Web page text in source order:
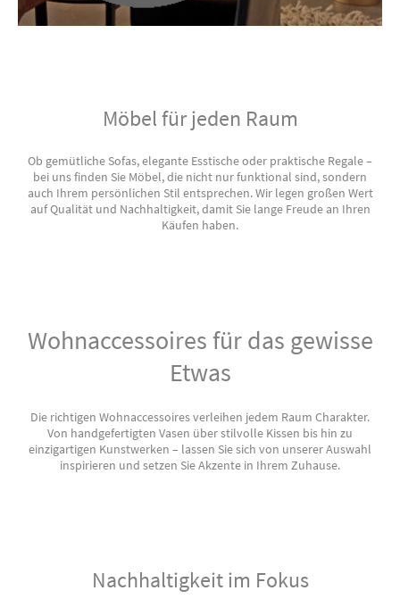
Möbel für jeden Raum
Ob gemütliche Sofas, elegante Esstische oder praktische Regale –
bei uns finden Sie Möbel, die nicht nur funktional sind, sondern
auch Ihrem persönlichen Stil entsprechen. Wir legen großen Wert
auf Qualität und Nachhaltigkeit, damit Sie lange Freude an Ihren
Käufen haben.
Wohnaccessoires für das gewisse
Etwas
Die richtigen Wohnaccessoires verleihen jedem Raum Charakter.
Von handgefertigten Vasen über stilvolle Kissen bis hin zu
einzigartigen Kunstwerken – lassen Sie sich von unserer Auswahl
inspirieren und setzen Sie Akzente in Ihrem Zuhause.
Nachhaltigkeit im Fokus